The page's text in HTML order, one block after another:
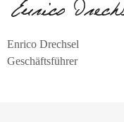
Enrico Drechsel
Geschäftsführer